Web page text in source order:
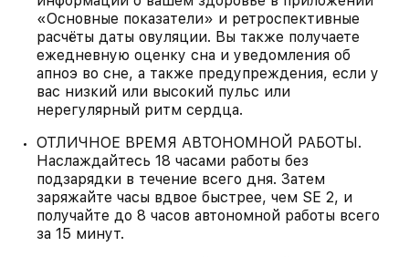
«Основные показатели» и ретроспективные
расчёты даты овуляции. Вы также получаете
ежедневную оценку сна и уведомления об
апноэ во сне, а также предупреждения, если у
вас низкий или высокий пульс или
нерегулярный ритм сердца.
ОТЛИЧНОЕ ВРЕМЯ АВТОНОМНОЙ РАБОТЫ.
Наслаждайтесь 18 часами работы без
подзарядки в течение всего дня. Затем
заряжайте часы вдвое быстрее, чем SE 2, и
получайте до 8 часов автономной работы всего
за 15 минут.